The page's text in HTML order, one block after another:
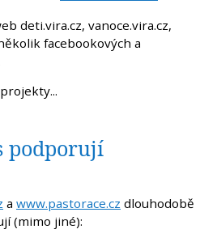
deti.vira.cz, vanoce.vira.cz,
facebookových a
podporují
a www.pastorace.cz dlouhodobě
(mimo jiné):